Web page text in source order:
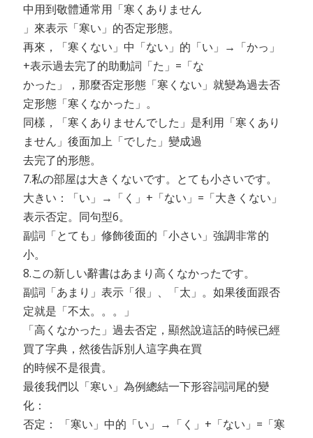
中用到敬體通常用「寒くありません
」來表示「寒い」的否定形態。
再來，「寒くない」中「ない」的「い」→「かっ」
+表示過去完了的助動詞「た」=「な
かった」，那麼否定形態「寒くない」就變為過去否
定形態「寒くなかった」。
同樣，「寒くありませんでした」是利用「寒くあり
ません」後面加上「でした」變成過
去完了的形態。
7.私の部屋は大きくないです。とても小さいです。
大きい：「い」→「く」+「ない」=「大きくない」
表示否定。同句型6。
副詞「とても」修飾後面的「小さい」強調非常的
小。
8.この新しい辭書はあまり高くなかったです。
副詞「あまり」表示「很」、「太」。如果後面跟否
定就是「不太。。。」
「高くなかった」過去否定，顯然說這話的時候已經
買了字典，然後告訴別人這字典在買
的時候不是很貴。
最後我們以「寒い」為例總結一下形容詞詞尾的變
化：
否定： 「寒い」中的「い」→「く」+「ない」=「寒